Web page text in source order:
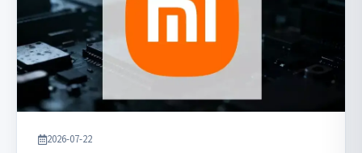
2026-07-22